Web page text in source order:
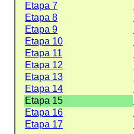
Etapa 7
Etapa 8
Etapa 9
Etapa 10
Etapa 11
Etapa 12
Etapa 13
Etapa 14
Etapa 15
Etapa 16
Etapa 17